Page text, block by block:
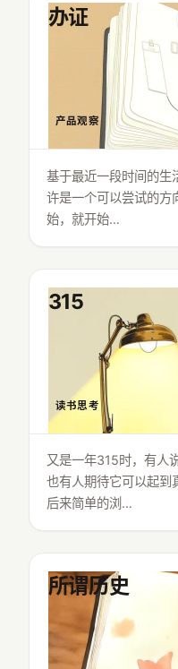
办证
产品观察
基于最近一段时间的生
许是一个可以尝试的方
始，就开始…
315
读书思考
又是一年315时，有人
也有人期待它可以起到
后来简单的浏…
所谓历史